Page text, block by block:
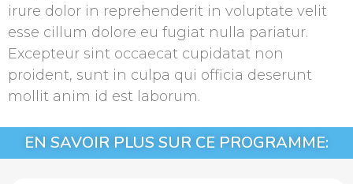
irure dolor in reprehenderit in voluptate velit
esse cillum dolore eu fugiat nulla pariatur.
Excepteur sint occaecat cupidatat non
proident, sunt in culpa qui officia deserunt
mollit anim id est laborum.
EN SAVOIR PLUS SUR CE PROGRAMME: